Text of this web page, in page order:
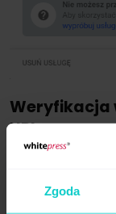
Zgoda
Weryfikacja
URL
zalecaną
HTMLna